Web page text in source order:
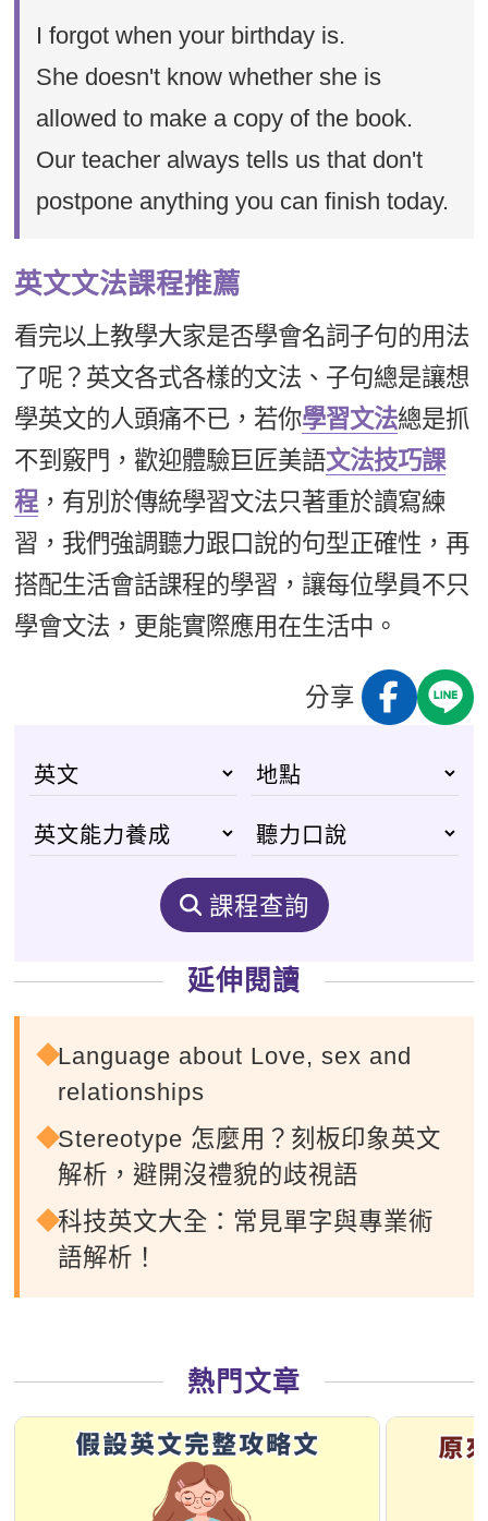
I forgot when your birthday is.
She doesn't know whether she is
allowed to make a copy of the book.
Our teacher always tells us that don't
postpone anything you can finish today.
英文文法課程推薦
看完以上教學大家是否學會名詞子句的用法
了呢？英文各式各樣的文法、子句總是讓想
學英文的人頭痛不已，若你學習文法總是抓
不到竅門，歡迎體驗巨匠美語文法技巧課
程 ，有別於傳統學習文法只著重於讀寫練
習，我們強調聽力跟口說的句型正確性，再
搭配生活會話課程的學習，讓每位學員不只
學會文法，更能實際應用在生活中。
分享
課程查詢
延伸閱讀
Language about Love, sex and
relationships
Stereotype 怎麼用？刻板印象英文
解析，避開沒禮貌的歧視語
科技英文大全：常見單字與專業術
語解析！
熱門文章